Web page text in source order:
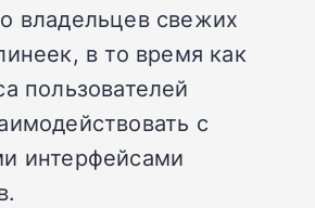
владельцев свежих
в то время как
пользователей
с
интерфейсами